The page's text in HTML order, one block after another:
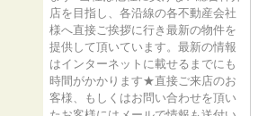
店を目指し、各沿線の各不動産会社
様へ直接ご挨拶に行き最新の物件を
提供して頂いています。最新の情報
はインターネットに載せるまでにも
時間がかかります★直接ご来店のお
客様、もしくはお問い合わせを頂い